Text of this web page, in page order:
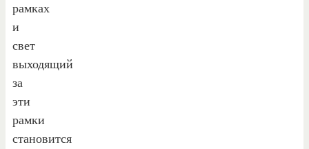
рамках
и
свет
выходящий
за
эти
рамки
становится